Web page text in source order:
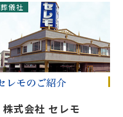
葬儀社
株式会社 セレモ